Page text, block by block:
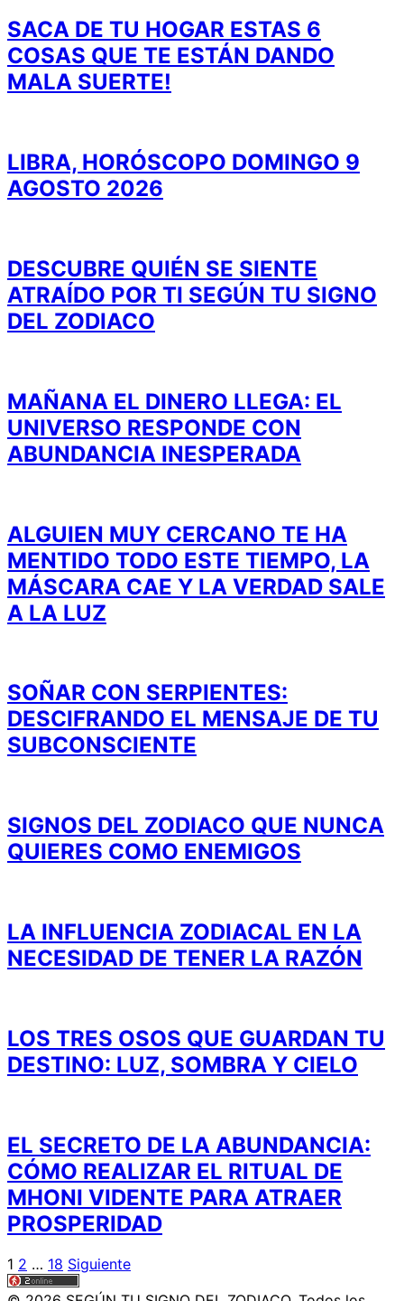
SACA DE TU HOGAR ESTAS 6
COSAS QUE TE ESTÁN DANDO
MALA SUERTE!
LIBRA, HORÓSCOPO DOMINGO 9
AGOSTO 2026
DESCUBRE QUIÉN SE SIENTE
ATRAÍDO POR TI SEGÚN TU SIGNO
DEL ZODIACO
MAÑANA EL DINERO LLEGA: EL
UNIVERSO RESPONDE CON
ABUNDANCIA INESPERADA
ALGUIEN MUY CERCANO TE HA
MENTIDO TODO ESTE TIEMPO, LA
MÁSCARA CAE Y LA VERDAD SALE
A LA LUZ
SOÑAR CON SERPIENTES:
DESCIFRANDO EL MENSAJE DE TU
SUBCONSCIENTE
SIGNOS DEL ZODIACO QUE NUNCA
QUIERES COMO ENEMIGOS
LA INFLUENCIA ZODIACAL EN LA
NECESIDAD DE TENER LA RAZÓN
LOS TRES OSOS QUE GUARDAN TU
DESTINO: LUZ, SOMBRA Y CIELO
EL SECRETO DE LA ABUNDANCIA:
CÓMO REALIZAR EL RITUAL DE
MHONI VIDENTE PARA ATRAER
PROSPERIDAD
Paginación
de
1 2 … 18 Siguiente